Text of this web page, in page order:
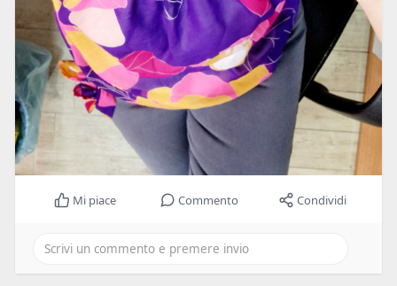
Mi piace Commento Condividi